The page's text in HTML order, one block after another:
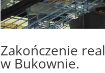
Zakończenie
w Bukownie.